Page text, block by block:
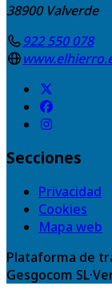
38900 Valverde
922 550 078
Secciones
Privacidad
Cookies
Mapa web
Plataforma de
Gesgocom SL·